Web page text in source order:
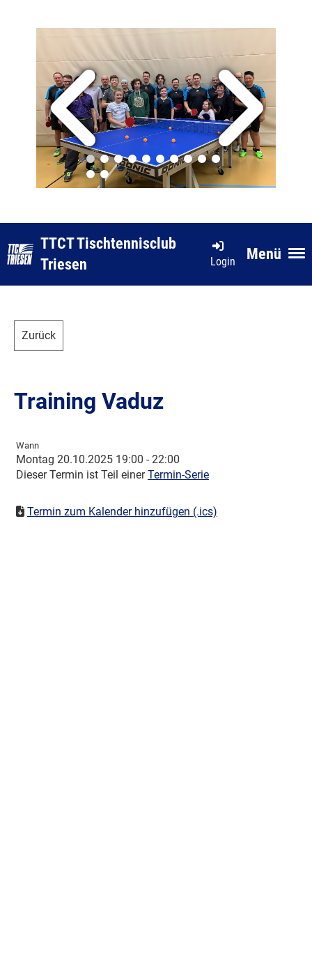
Menü
Login
TTCT Tischtennisclub
Triesen
Zurück
Training Vaduz
Wann
Montag 20.10.2025 19:00 - 22:00
Dieser Termin ist Teil einerTermin-Serie
Termin zum Kalender hinzufügen (.ics)